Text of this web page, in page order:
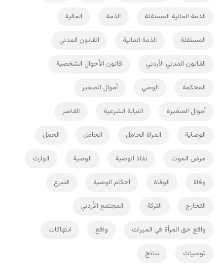
الذمة المالية المستقلة الذمة المالية
المستقلة الذمة المالية القانون المدني
القانون المدني الأردني قانون الأحوال الشخصية
المحكمة الوصي أموال الصغير
أموال الصغيرة النيابة الشرعية القاصر
الوصاية المراة الحامل الحامل الحمل
مرض الموت نفاذ الوصية الوصية الوارث
وفاة الوفاة أحكام الوصية التبرع
التخارج التركة المجتمع الأردني
واقع حق المرأة في الميراث واقع انتهاكات
توصيات نتائج